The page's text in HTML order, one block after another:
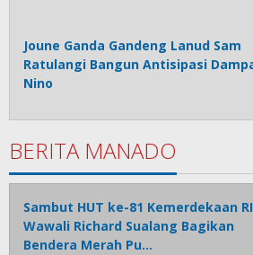
Joune Ganda Gandeng Lanud Sam
Ratulangi Bangun Antisipasi
Nino
BERITA MANADO
Sambut HUT ke-81 Kemerdekaan
Wawali Richard Sualang Bagikan
Bendera Merah Pu…